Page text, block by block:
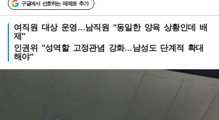
구글에서 선호하는 매체로 추가
여직원 대상 운영…남직원 "동일한 양육 상황인데 배
제"
인권위 "성역할 고정관념 강화…남성도 단계적 확대
해야"